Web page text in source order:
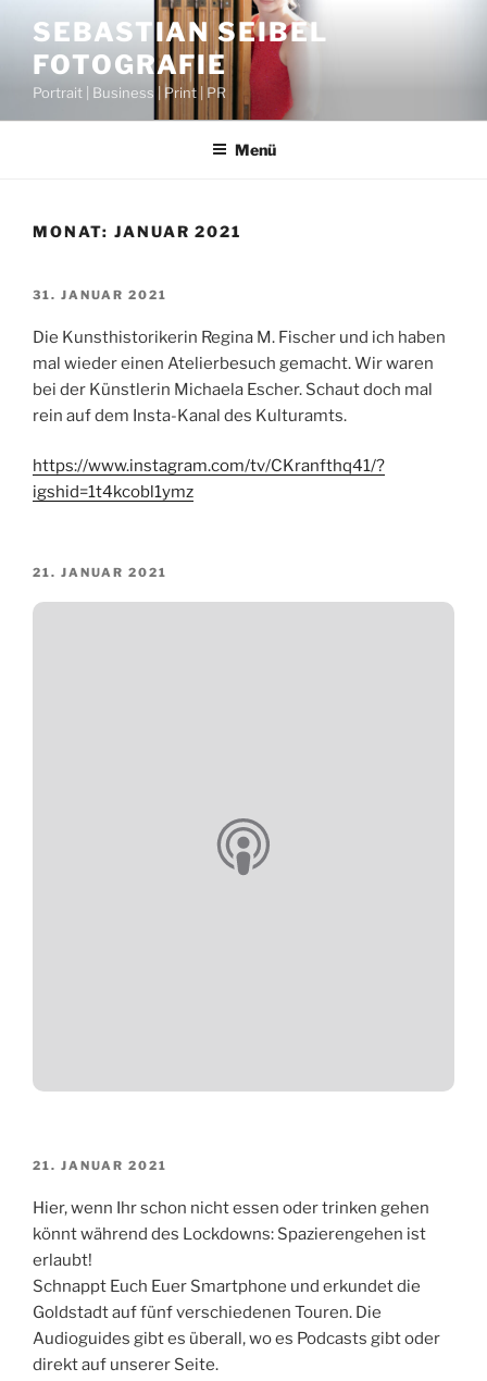
Inhalt
springen
SEBASTIAN SEIBEL
FOTOGRAFIE
Portrait | Business | Print | PR
Menü
MONAT: JANUAR 2021
VERÖFFENTLICHT
31. JANUAR 2021
Die Kunsthistorikerin Regina M. Fischer und ich haben
mal wieder einen Atelierbesuch gemacht. Wir waren
bei der Künstlerin Michaela Escher. Schaut doch mal
rein auf dem Insta-Kanal des Kulturamts.
https://www.instagram.com/tv/CKranfthq41/?
igshid=1t4kcobl1ymz
VERÖFFENTLICHT
21. JANUAR 2021
VERÖFFENTLICHT
21. JANUAR 2021
Hier, wenn Ihr schon nicht essen oder trinken gehen
könnt während des Lockdowns: Spazierengehen ist
erlaubt!
Schnappt Euch Euer Smartphone und erkundet die
Goldstadt auf fünf verschiedenen Touren. Die
Audioguides gibt es überall, wo es Podcasts gibt oder
direkt auf unserer Seite.